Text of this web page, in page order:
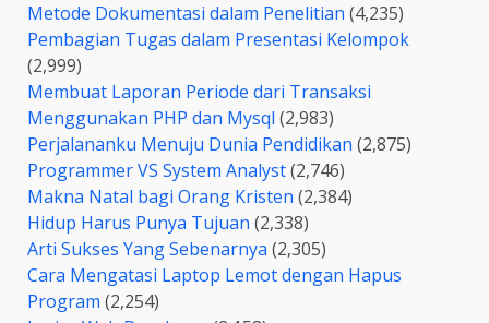
Metode Dokumentasi dalam Penelitian (4,235)
Pembagian Tugas dalam Presentasi Kelompok
(2,999)
Membuat Laporan Periode dari Transaksi
Menggunakan PHP dan Mysql (2,983)
Perjalananku Menuju Dunia Pendidikan (2,875)
Programmer VS System Analyst(2,746)
Makna Natal bagi Orang Kristen (2,384)
Hidup Harus Punya Tujuan (2,338)
Arti Sukses Yang Sebenarnya (2,305)
Cara Mengatasi Laptop Lemot dengan Hapus
Program (2,254)